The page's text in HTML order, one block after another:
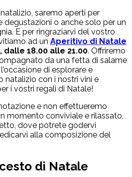
saremo aperti per
degustazioni o anche solo per un
E per ringraziarvi del vostro
ad un Aperitivo di Natale
18.00 alle 21.00. Offriremo
da una fetta di salame
di esplorare e
con i nostri vini e
i vostri regali di Natale!
e non effettueremo
momento conviviale e rilassato,
dove potrete godervi
alla composizione del
di Natale